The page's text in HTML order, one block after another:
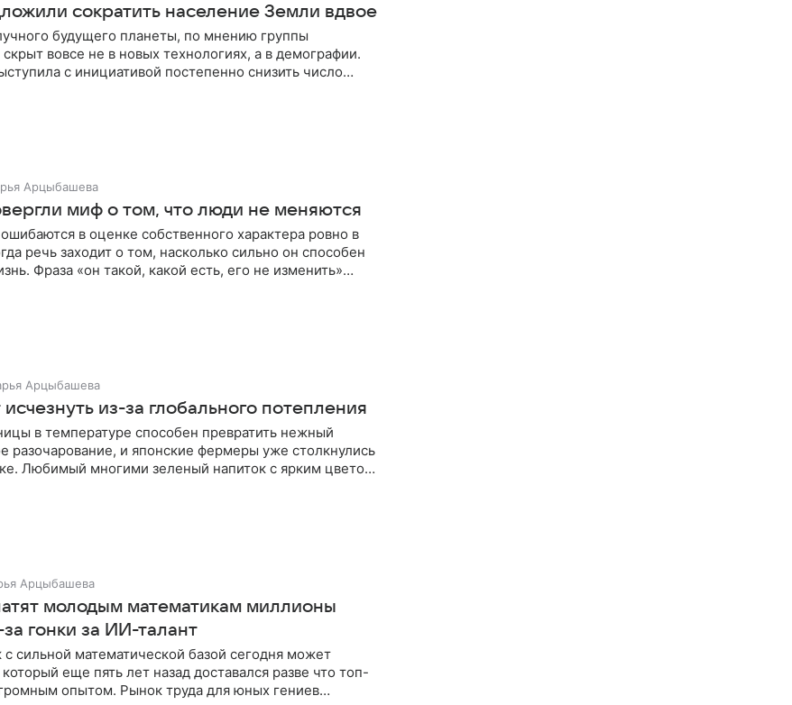
сократить население Земли вдвое
будущего планеты, по мнению группы
вовсе не в новых технологиях, а в демографии.
с инициативой постепенно снизить число
Арцыбашева
миф о том, что люди не меняются
в оценке собственного характера ровно в
речь заходит о том, насколько сильно он способен
Фраза «он такой, какой есть, его не изменить»
Арцыбашева
из-за глобального потепления
в температуре способен превратить нежный
разочарование, и японские фермеры уже столкнулись
Любимый многими зеленый напиток с ярким цветом
Арцыбашева
молодым математикам миллионы
гонки за ИИ-талант
сильной математической базой сегодня может
еще пять лет назад доставался разве что топ-
опытом. Рынок труда для юных гениев